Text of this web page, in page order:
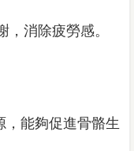
消除疲勞感。
，能夠促進骨骼生